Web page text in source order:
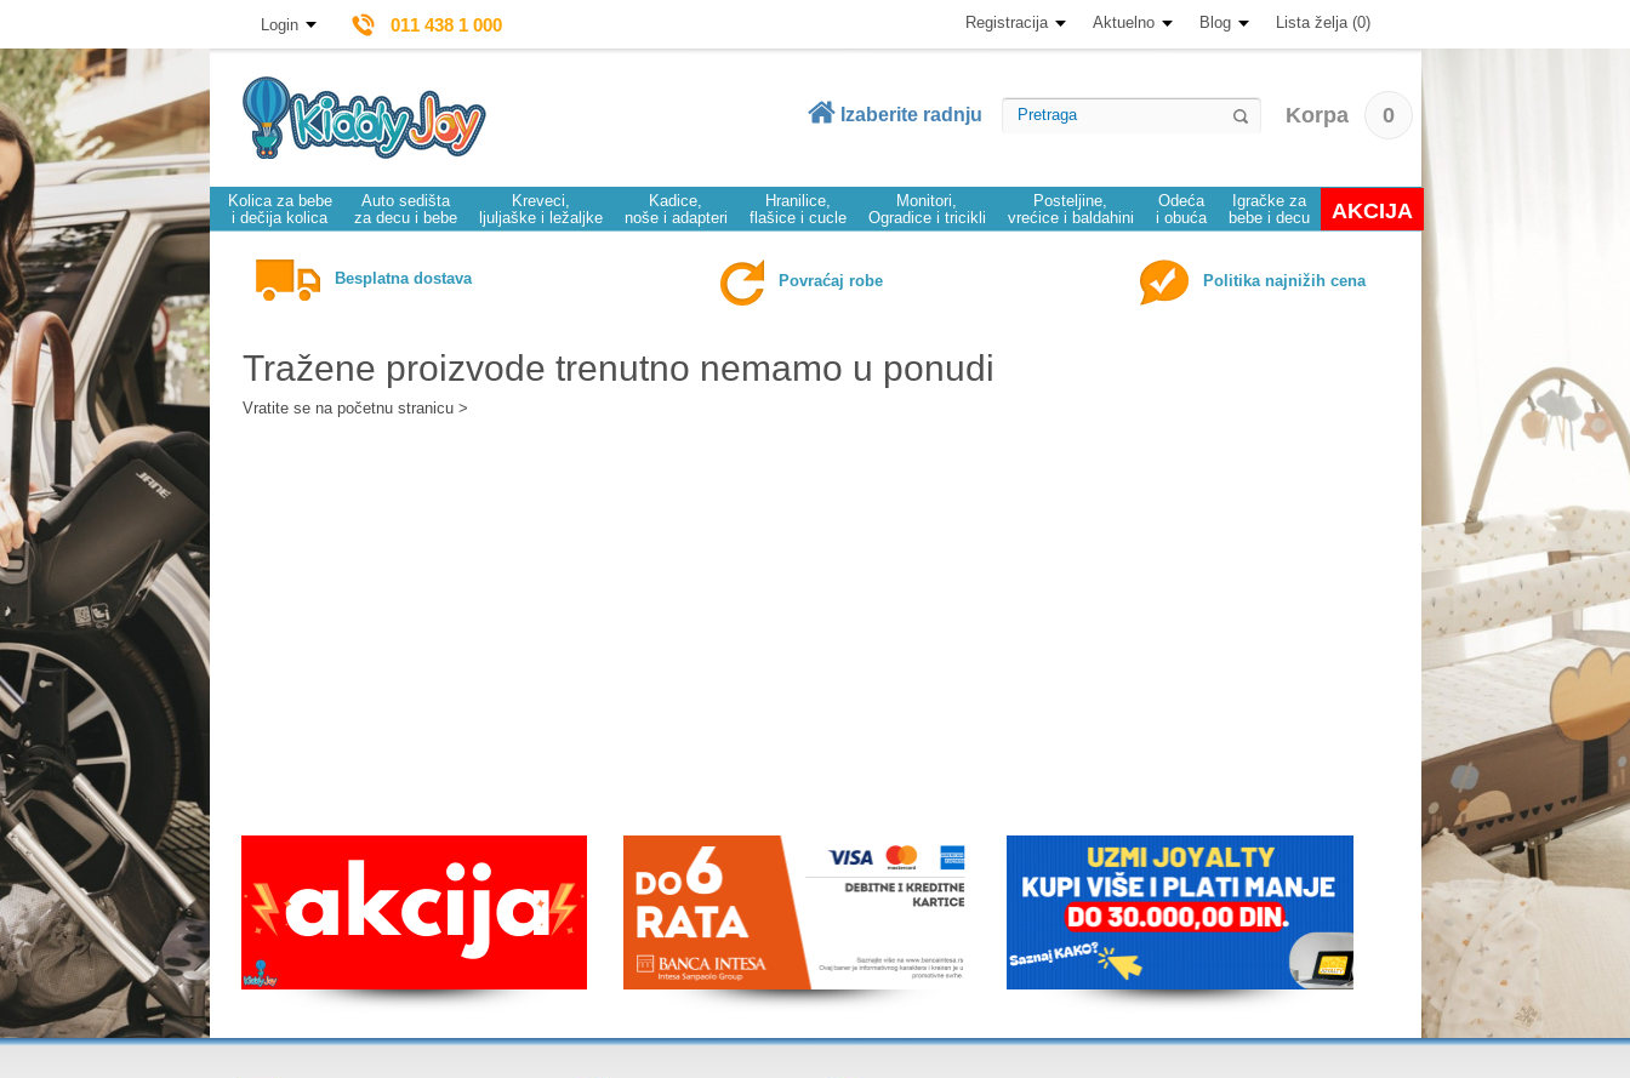
Login 011 438 1 000 Registracija Aktuelno Blog Lista želja (0)
Izaberite radnju Korpa 0
Kolica za bebe
i dečija kolica
Auto sedišta
za decu i bebe
Kreveci,
ljuljaške i ležaljke
Kadice,
noše i adapteri
Hranilice,
flašice i cucle
Monitori,
Ogradice i tricikli
Posteljine,
vrećice i baldahini
Odeća
i obuća
Igračke za
bebe i decu
AKCIJA
Besplatna dostava Povraćaj robe Politika najnižih cena
Tražene proizvode trenutno nemamo u ponudi
Vratite se na početnu stranicu >